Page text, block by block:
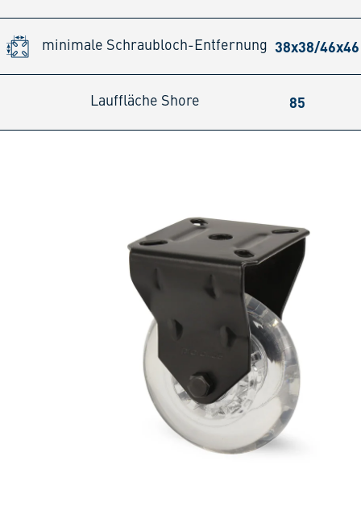
minimale Schraubloch-Entfernung 38x38/
Lauffläche Shore 85